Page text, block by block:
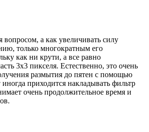
вопросом, а как увеличивать силу
только многократным его
как ни крути, а все равно
3x3 пикселя. Естественно, это очень
размытия до пятен с помощью
приходится накладывать фильтр
очень продолжительное время и